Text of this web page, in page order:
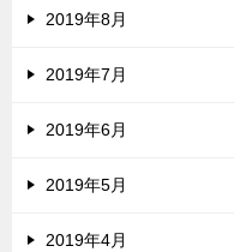
2019年8月
2019年7月
2019年6月
2019年5月
2019年4月